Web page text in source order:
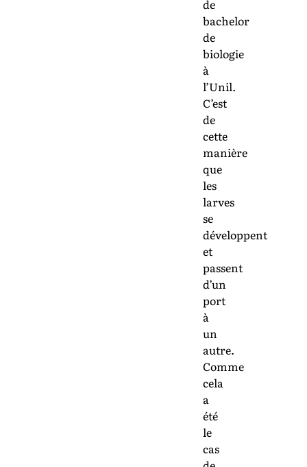
de
bachelor
de
biologie
à
l’Unil.
C’est
de
cette
manière
que
les
larves
se
développent
et
passent
d’un
port
à
un
autre.
Comme
cela
a
été
le
cas